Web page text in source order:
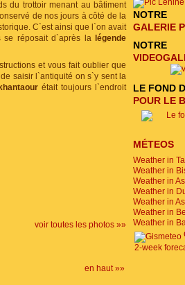
du trottoir menant au bâtiment
de nos jours à côté de la
C`est ainsi que l`on avait
se réposait d`après la légende
et vous fait oublier que
saisir l`antiquité on s`y sent la
était toujours l`endroit
voir toutes les photos »»
en haut »»
NOTRE
GALERIE
NOTRE
LE FOND
POUR LE
MÉTEOS
Weather in
Weather in
Weather in
Weather in
Weather in
Weather in
Weather in
2-week